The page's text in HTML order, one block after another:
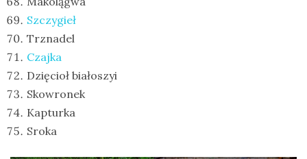
Szczygieł
Trznadel
Czajka
Dzięcioł białoszyi
Skowronek
Kapturka
Sroka